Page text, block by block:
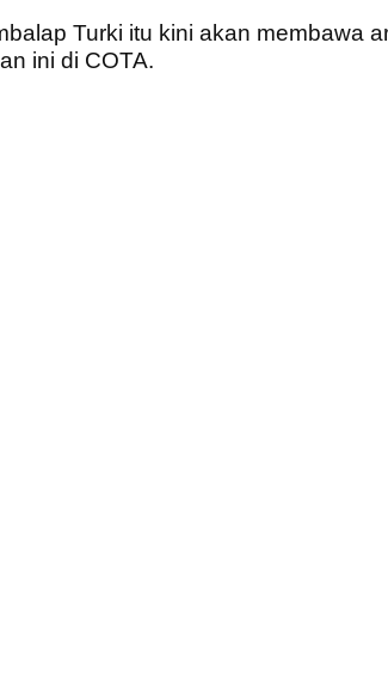
Turki itu kini akan membawa
ini di COTA.